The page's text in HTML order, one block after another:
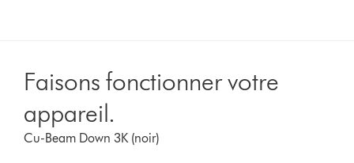
Faisons fonctionner votre
appareil.
Cu-Beam Down 3K (noir)